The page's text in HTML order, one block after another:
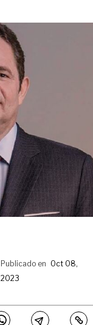
Publicado en Oct 08,
2023